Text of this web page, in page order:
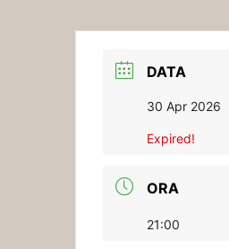
DATA
30 Apr 2026
Expired!
ORA
21:00